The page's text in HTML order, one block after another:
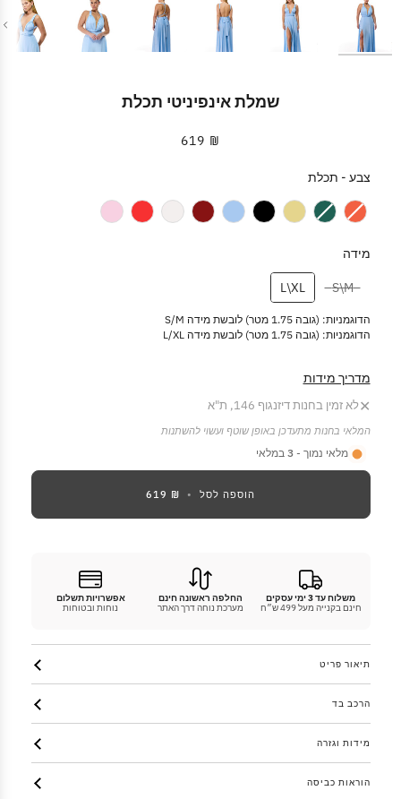
שמלת אינפיניטי תכלת
₪ 619
צבע - תכלת
מידה
S\M
L\XL
הדוגמניות: (גובה 1.75 מטר) לובשת מידה S/M
הדוגמניות: (גובה 1.75 מטר) לובשת מידה L/XL
מדריך מידות
✕לא זמין בחנות דיזנגוף 146, ת"א
המלאי בחנות מתעדכן באופן שוטף ועשוי להשתנות
מלאי נמוך -3 במלאי
הוספה לסל •
₪ 619
משלוח עד 3 ימי עסקים
חינם בקנייה מעל 499 ש״ח
החלפה ראשונה חינם
מערכת נוחה דרך האתר
אפשרויות תשלום
נוחות ובטוחות
תיאור פריט
הרכב בד
מידות וגזרה
הוראות כביסה